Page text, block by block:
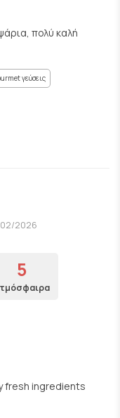
πολύ καλή
γεύσεις
2026
5
fresh ingredients